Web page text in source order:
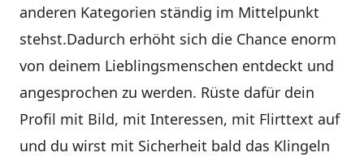
anderen Kategorien ständig im Mittelpunkt
stehst.Dadurch erhöht sich die Chance enorm
von deinem Lieblingsmenschen entdeckt und
angesprochen zu werden. Rüste dafür dein
Profil mit Bild, mit Interessen, mit Flirttext auf
und du wirst mit Sicherheit bald das Klingeln